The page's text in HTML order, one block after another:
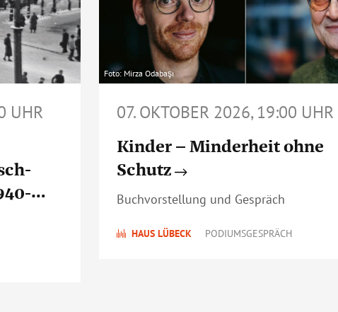
UHR
Foto: Mirza Odabaşı
07. OKTOBER 2026, 19:00 UHR
Kinder – Minderheit ohne
Schutz
Buchvorstellung und Gespräch
HAUS LÜBECK PODIUMSGESPRÄCH